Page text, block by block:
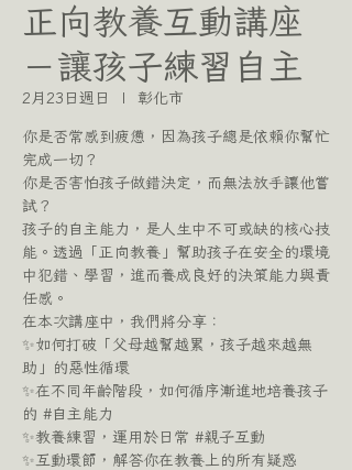
正向教養互動講座
－讓孩子練習自主
2月23日週日
  |
彰化市
你是否常感到疲憊，因為孩子總是依賴你幫忙
完成一切？
你是否害怕孩子做錯決定，而無法放手讓他嘗
試？
孩子的自主能力，是人生中不可或缺的核心技
能。透過「正向教養」幫助孩子在安全的環境
中犯錯、學習，進而養成良好的決策能力與責
任感。
在本次講座中，我們將分享：
✨如何打破「父母越幫越累，孩子越來越無
助」的惡性循環
✨在不同年齡階段，如何循序漸進地培養孩子
的 #自主能力
✨教養練習，運用於日常 #親子互動
✨互動環節，解答你在教養上的所有疑惑